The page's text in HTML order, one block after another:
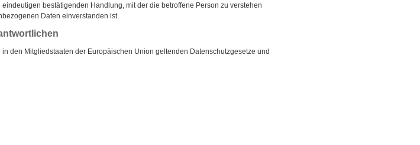
bestätigenden Handlung, mit der die betroffene Person zu verstehen
Daten einverstanden ist.
den Mitgliedstaaten der Europäischen Union geltenden Datenschutzgesetze und